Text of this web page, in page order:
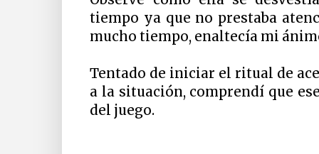
tiempo ya que no prestaba
mucho tiempo, enaltecía mi
Tentado de iniciar el ritual de
a la situación, comprendí que
del juego.